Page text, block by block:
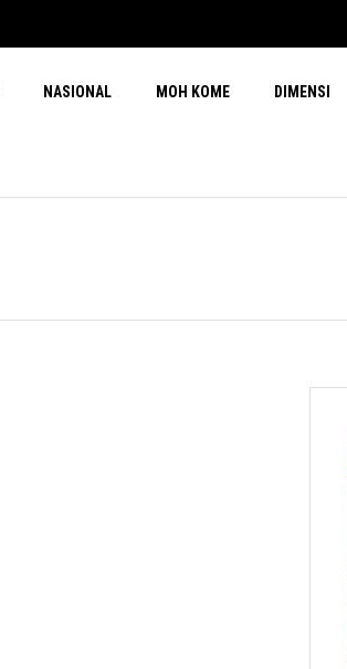
NASIONAL MOH KOME DIMENSI